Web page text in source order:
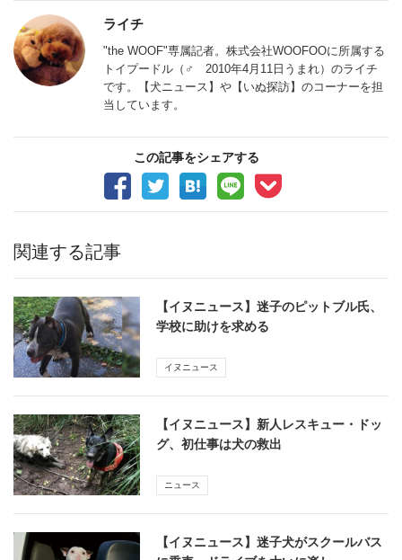
ライチ
"the WOOF"専属記者。株式会社WOOFOOに所属する
トイプードル（♂ 2010年4月11日うまれ）のライチ
です。【犬ニュース】や【いぬ探訪】のコーナーを担
当しています。
この記事をシェアする
関連する記事
【イヌニュース】迷子のピットブル氏、
学校に助けを求める
イヌニュース
【イヌニュース】新人レスキュー・ドッ
グ、初仕事は犬の救出
ニュース
【イヌニュース】迷子犬がスクールバス